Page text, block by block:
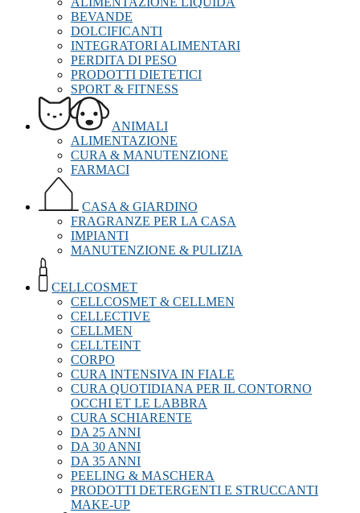
BEVANDE
DOLCIFICANTI
INTEGRATORI ALIMENTARI
PERDITA DI PESO
PRODOTTI DIETETICI
SPORT & FITNESS
ANIMALI
ALIMENTAZIONE
CURA & MANUTENZIONE
FARMACI
CASA & GIARDINO
FRAGRANZE PER LA CASA
IMPIANTI
MANUTENZIONE & PULIZIA
CELLCOSMET
CELLCOSMET & CELLMEN
CELLECTIVE
CELLMEN
CELLTEINT
CORPO
CURA INTENSIVA IN FIALE
CURA QUOTIDIANA PER IL CONTORNO
OCCHI ET LE LABBRA
CURA SCHIARENTE
DA 25 ANNI
DA 30 ANNI
DA 35 ANNI
PEELING & MASCHERA
PRODOTTI DETERGENTI E STRUCCANTI
MAKE-UP